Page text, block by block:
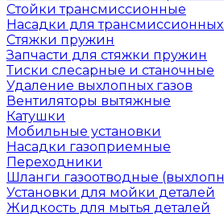
Стойки трансмиссионные
Насадки для трансмиссионных
Стяжки пружин
Запчасти для стяжки пружин
Тиски слесарные и станочные
Удаление выхлопных газов
Вентиляторы вытяжные
Катушки
Мобильные установки
Насадки газоприемные
Переходники
Шланги газоотводные
Установки для мойки деталей
Жидкость для мытья деталей